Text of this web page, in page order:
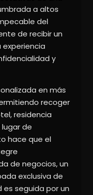
a altos
del
de recibir un
y
en más
recoger
residencia
de
hace que el
de negocios, un
exclusiva de
es seguida por un